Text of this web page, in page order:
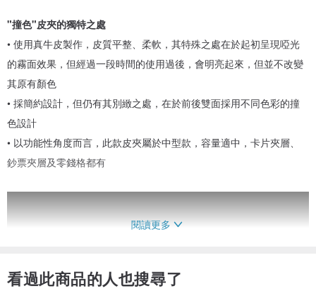
"撞色"皮夾的獨特之處
• 使用真牛皮製作，皮質平整、柔軟，其特殊之處在於起初呈現啞光
的霧面效果，但經過一段時間的使用過後，會明亮起來，但並不改變
其原有顏色
• 採簡約設計，但仍有其別緻之處，在於前後雙面採用不同色彩的撞
色設計
• 以功能性角度而言，此款皮夾屬於中型款，容量適中，卡片夾層、
鈔票夾層及零錢格都有
閱讀更多
看過此商品的人也搜尋了